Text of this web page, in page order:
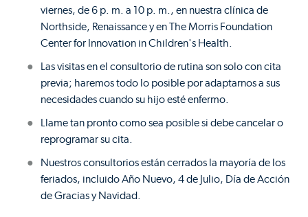
viernes, de 6 p. m. a 10 p. m., en nuestra clínica de
Northside, Renaissance y en The Morris Foundation
Center for Innovation in Children's Health.
Las visitas en el consultorio de rutina son solo con cita
previa; haremos todo lo posible por adaptarnos a sus
necesidades cuando su hijo esté enfermo.
Llame tan pronto como sea posible si debe cancelar o
reprogramar su cita.
Nuestros consultorios están cerrados la mayoría de los
feriados, incluido Año Nuevo, 4 de Julio, Día de Acción
de Gracias y Navidad.